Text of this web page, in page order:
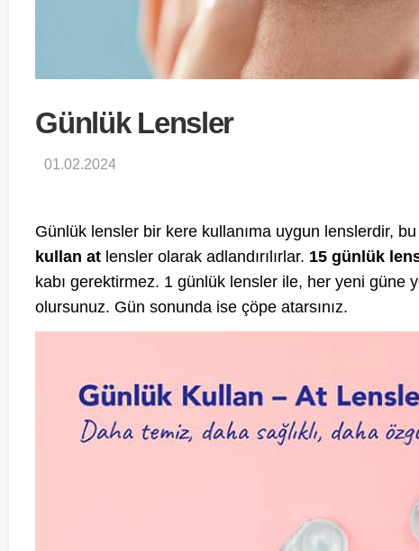
Günlük Lensler
01.02.2024
Günlük lensler bir kere kullanıma uygun lenslerdir,
kullan at lensler olarak adlandırılırlar. 15 günlük
kabı gerektirmez. 1 günlük lensler ile, her yeni güne
olursunuz. Gün sonunda ise çöpe atarsınız.